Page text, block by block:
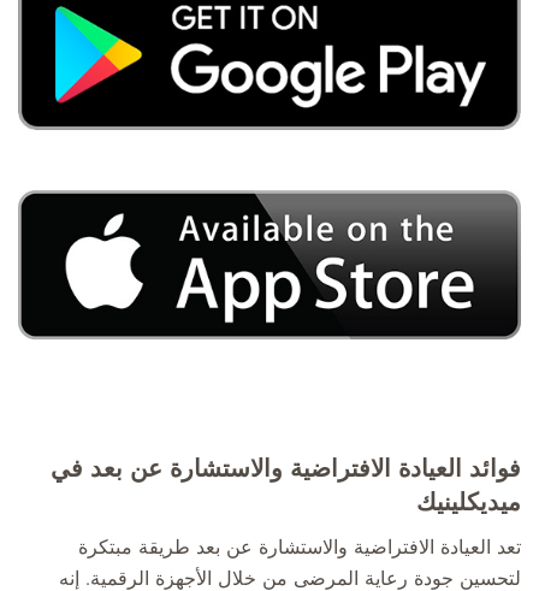
فوائد العيادة الافتراضية والاستشارة عن بعد في
ميديكلينيك
تعد العيادة الافتراضية والاستشارة عن بعد طريقة مبتكرة
لتحسين جودة رعاية المرضى من خلال الأجهزة الرقمية. إنه